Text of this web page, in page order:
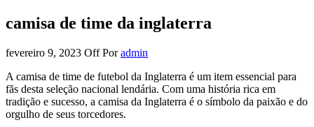
camisa de time da inglaterra
fevereiro 9, 2023 OffPor admin
A camisa de time de futebol da Inglaterra é um item essencial para
fãs desta seleção nacional lendária. Com uma história rica em
tradição e sucesso, a camisa da Inglaterra é o símbolo da paixão e do
orgulho de seus torcedores.